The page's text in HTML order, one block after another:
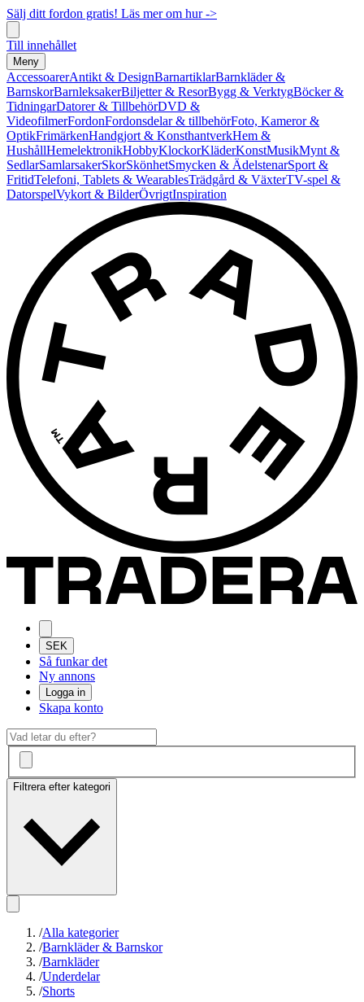
Sälj ditt fordon gratis! Läs mer om hur ->
Till innehållet
Meny
AccessoarerAntikt & DesignBarnartiklarBarnkläder &
BarnskorBarnleksakerBiljetter & ResorBygg & VerktygBöcker &
TidningarDatorer & TillbehörDVD &
VideofilmerFordonFordonsdelar & tillbehörFoto, Kameror &
OptikFrimärkenHandgjort & KonsthantverkHem &
HushållHemelektronikHobbyKlockorKläderKonstMusikMynt &
SedlarSamlarsakerSkorSkönhetSmycken & ÄdelstenarSport &
FritidTelefoni, Tablets & WearablesTrädgård & VäxterTV-spel &
DatorspelVykort & BilderÖvrigtInspiration
SEK
Så funkar det
Ny annons
Logga in
Skapa konto
Filtrera efter kategori
/Alla kategorier
/Barnkläder & Barnskor
/Barnkläder
/Underdelar
/Shorts